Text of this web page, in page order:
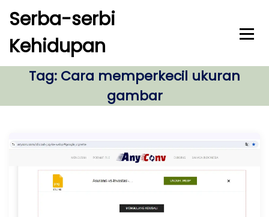
Serba-serbi
Kehidupan
Tag: Cara memperkecil ukuran
gambar